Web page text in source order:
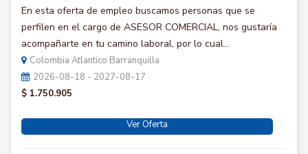
En esta oferta de empleo buscamos personas que se
perfilen en el cargo de ASESOR COMERCIAL, nos gustaría
acompañarte en tu camino laboral, por lo cual...
Colombia Atlantico Barranquilla
2026-08-18 - 2027-08-17
$ 1.750.905
Ver Oferta